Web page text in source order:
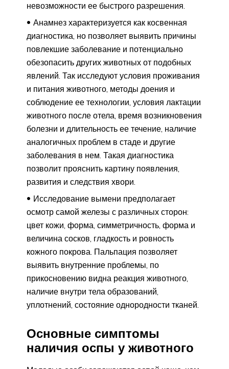
невозможности ее быстрого разрешения.
Анамнез характеризуется как косвенная
диагностика, но позволяет выявить причины
повлекшие заболевание и потенциально
обезопасить других животных от подобных
явлений. Так исследуют условия проживания
и питания животного, методы доения и
соблюдение ее технологии, условия лактации
животного после отела, время возникновения
болезни и длительность ее течение, наличие
аналогичных проблем в стаде и другие
заболевания в нем. Такая диагностика
позволит прояснить картину появления,
развития и следствия хвори.
Исследование вымени предполагает
осмотр самой железы с различных сторон:
цвет кожи, форма, симметричность, форма и
величина сосков, гладкость и ровность
кожного покрова. Пальпация позволяет
выявить внутренние проблемы, по
прикосновению видна реакция животного,
наличие внутри тела образований,
уплотнений, состояние однородности тканей.
Основные симптомы
наличия оспы у животного